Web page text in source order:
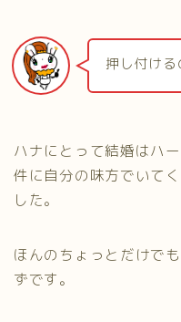
押し付ける
ハナにとって結婚はハ
件に自分の味方でいて
した。
ほんのちょっとだけで
ずです。